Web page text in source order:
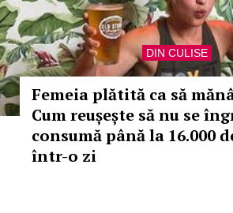
DIN CULISE
Femeia plătită ca să
Cum reușește să nu se
consumă până la 16.000
într-o zi